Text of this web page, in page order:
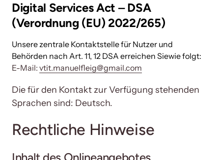
Digital Services Act ‒
DSA
(Verordnung (EU) 2022/265)
Unsere zentrale Kontaktstelle für Nutzer
Behörden nach Art. 11, 12 DSA erreichen Siewie folgt:
E-Mail: vtit.manuelfleig@gmail.com
Die für den Kontakt zur Verfügung stehenden
Sprachen sind: Deutsch.
Rechtliche Hinweise